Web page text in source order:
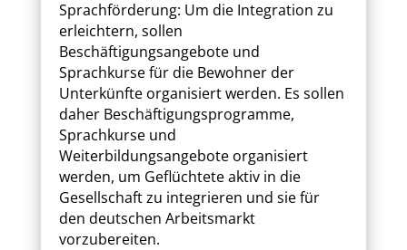
Sprachförderung: Um die Integration zu
erleichtern, sollen
Beschäftigungsangebote und
Sprachkurse für die Bewohner der
Unterkünfte organisiert werden. Es sollen
daher Beschäftigungsprogramme,
Sprachkurse und
Weiterbildungsangebote organisiert
werden, um Geflüchtete aktiv in die
Gesellschaft zu integrieren und sie für
den deutschen Arbeitsmarkt
vorzubereiten.